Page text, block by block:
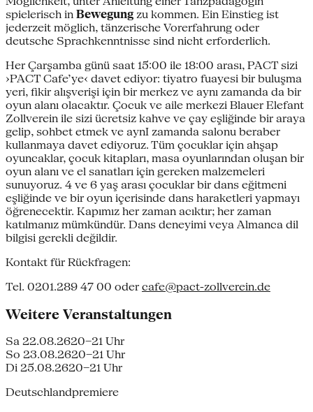
spielerisch in Bewegung zu kommen. Ein Einstieg ist
jederzeit möglich, tänzerische Vorerfahrung oder
deutsche Sprachkenntnisse sind nicht erforderlich.
Her Çarşamba günü saat 15:00 ile 18:00 arası, PACT sizi
›PACT Cafe’ye‹ davet ediyor: tiyatro fuayesi bir buluşma
yeri, fikir alışverişi için bir merkez ve aynı zamanda da bir
oyun alanı olacaktır. Çocuk ve aile merkezi Blauer Elefant
Zollverein ile sizi ücretsiz kahve ve çay eşliğinde bir araya
gelip, sohbet etmek ve aynI zamanda salonu beraber
kullanmaya davet ediyoruz. Tüm çocuklar için ahşap
oyuncaklar, çocuk kitapları, masa oyunlarından oluşan bir
oyun alanı ve el sanatları için gereken malzemeleri
sunuyoruz. 4 ve 6 yaş arası çocuklar bir dans eğitmeni
eşliğinde ve bir oyun içerisinde dans haraketleri yapmayı
öğrenecektir. Kapımız her zaman acıktır; her zaman
katılmanız mümkündür. Dans deneyimi veya Almanca dil
bilgisi gerekli değildir.
Kontakt für Rückfragen:
Tel. 0201.289 47 00 oder cafe@pact-zollverein.de
Weitere Veranstaltungen
Sa 22.08.2620–21 Uhr
So 23.08.2620–21 Uhr
Di 25.08.2620–21 Uhr
Deutschlandpremiere